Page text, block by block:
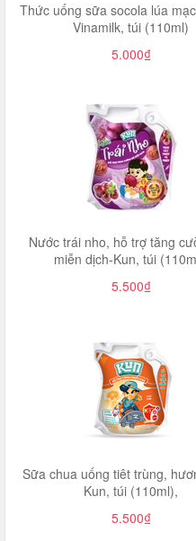
Thức uống sữa socola lúa
Vinamilk, túi (110ml)
5.000₫
Nước trái nho, hỗ trợ tăng
miễn dịch-Kun, túi
5.500₫
Sữa chua uống tiêt trùng,
Kun, túi (110ml),
5.500₫